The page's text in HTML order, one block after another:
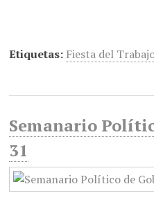
Etiquetas: Fiesta del
Semanario
31